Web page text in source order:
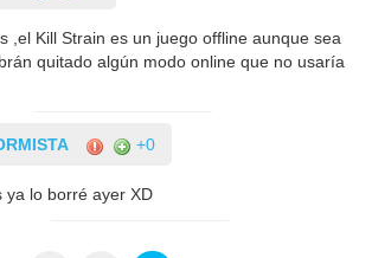
,el Kill Strain es un juego offline aunque sea
quitado algún modo online que no usaría
+0
ya lo borré ayer XD